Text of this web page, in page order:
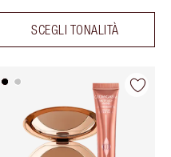
SCEGLI TONALITÀ